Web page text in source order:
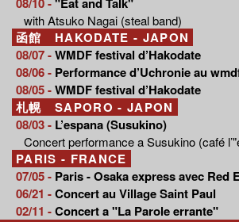
with Atsuko Nagai (steal band)
函館 HAKODATE - JAPON
08/07 -WMDF festival d’Hakodate
08/06 - Performance d’Uchronie au
08/05 -WMDF festival d’Hakodate
札幌 SAPORO - JAPON
08/03 - L’espana (Susukino)
Concert performance a Susukino (café
PARIS - FRANCE
07/05 - Paris - Osaka express avec Red
06/21 -Concert au Village Saint Paul
02/11 -Concert a "La Parole errante"